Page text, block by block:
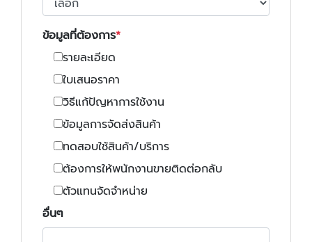
ข้อมูลที่ต้องการ
รายละเอียด
ใบเสนอราคา
วิธีแก้ปัญหาการใช้งาน
ข้อมูลการจัดส่งสินค้า
ทดสอบใช้สินค้า/บริการ
ต้องการให้พนักงานขายติดต่อกลับ
ตัวแทนจัดจำหน่าย
อื่นๆ